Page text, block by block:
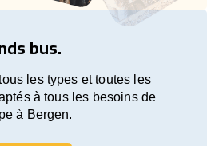
bus.
les types et toutes les
à tous les besoins de
à Bergen.